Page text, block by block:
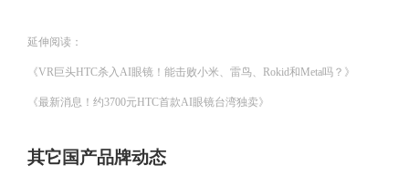
延伸阅读：
《VR巨头HTC杀入AI眼镜！能击败小米、雷鸟、Rokid和Meta吗？》
《最新消息！约3700元HTC首款AI眼镜台湾独卖》
其它国产品牌动态